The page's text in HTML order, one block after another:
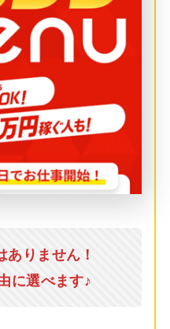
ありません！
に選べます♪